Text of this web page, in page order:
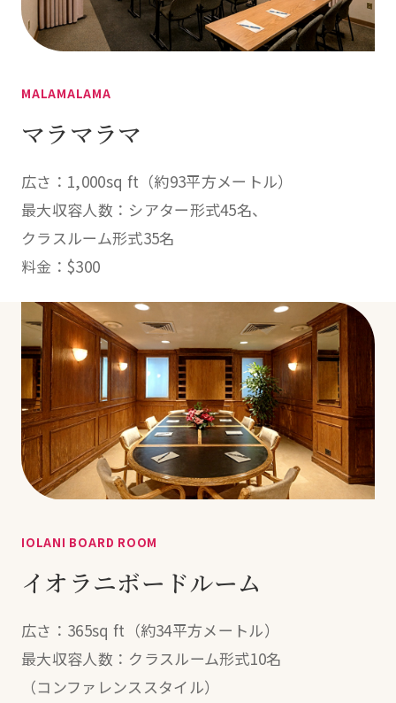
MALAMALAMA
マラマラマ
広さ：1,000sq ft（約93平方メートル）
最大収容人数： シアター形式45名、
クラスルーム形式35名
料金：$300
IOLANI BOARD ROOM
イオラニボードルーム
広さ：365sq ft（約34平方メートル）
最大収容人数：クラスルーム形式10名
（コンファレンススタイル）